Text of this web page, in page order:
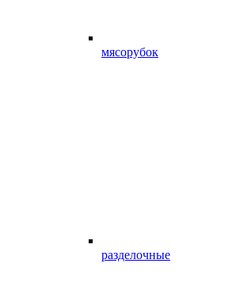
мясорубок
разделочные